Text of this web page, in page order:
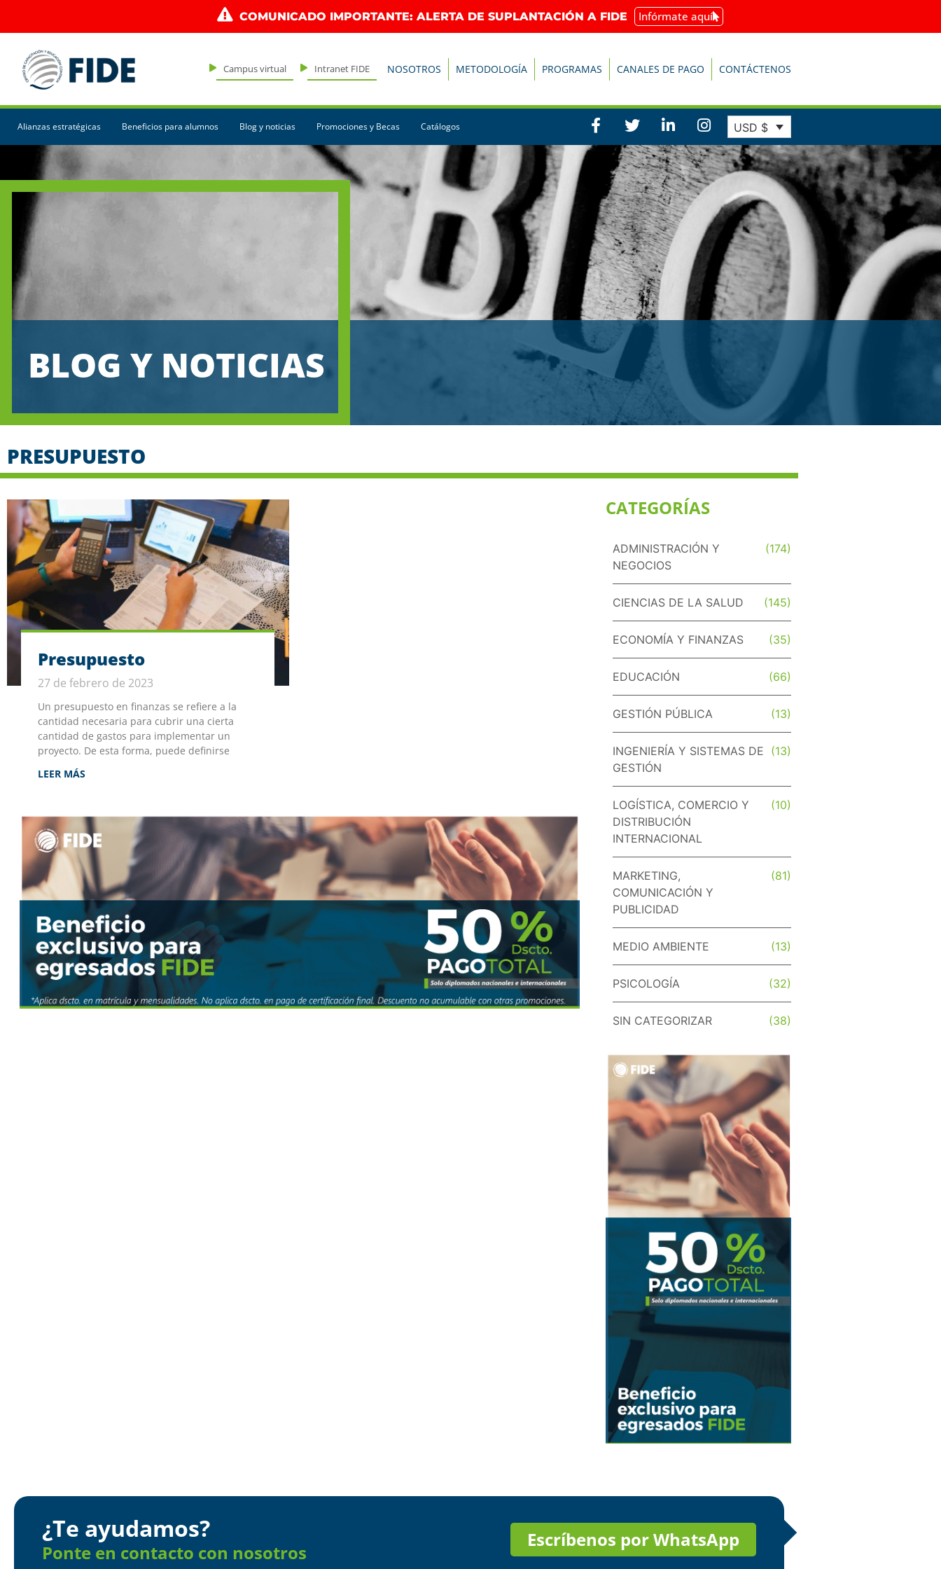
COMUNICADO IMPORTANTE: ALERTA DE SUPLANTACIÓN A FIDE Infórmate aquí
Campus virtual Intranet FIDE NOSOTROS METODOLOGÍA PROGRAMAS CANALES DE PAGO CONTÁCTENOS
Alianzas estratégicas Beneficios para alumnos Blog y noticias Promociones y Becas Catálogos USD $
BLOG Y NOTICIAS
PRESUPUESTO
Presupuesto
27 de febrero de 2023
Un presupuesto en finanzas se refiere a la
cantidad necesaria para cubrir una cierta
cantidad de gastos para implementar un
proyecto. De esta forma, puede definirse
LEER MÁS
CATEGORÍAS
ADMINISTRACIÓN Y
NEGOCIOS
(174)
CIENCIAS DE LA SALUD (145)
ECONOMÍA Y FINANZAS (35)
EDUCACIÓN (66)
GESTIÓN PÚBLICA (13)
INGENIERÍA Y SISTEMAS DE
GESTIÓN
(13)
LOGÍSTICA, COMERCIO Y
DISTRIBUCIÓN
INTERNACIONAL
(10)
MARKETING,
COMUNICACIÓN Y
PUBLICIDAD
(81)
MEDIO AMBIENTE (13)
PSICOLOGÍA (32)
SIN CATEGORIZAR (38)
¿Te ayudamos?
Ponte en contacto con nosotros
Escríbenos por WhatsApp